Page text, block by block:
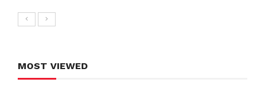
MOST VIEWED